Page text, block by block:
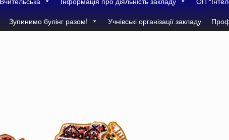
Зупинимо булінг разом! Учнівські організації закладу